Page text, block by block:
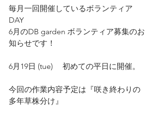
毎月一回開催しているボランティア
DAY
6月のDB garden ボランティア募集のお
知らせです！
6月19日 (tue) 　初めての平日に開催。
今回の作業内容予定は『咲き終わりの
多年草株分け』